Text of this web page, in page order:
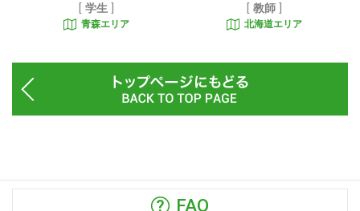
学生
青森エリア
教師
北海道エリア
FAQ